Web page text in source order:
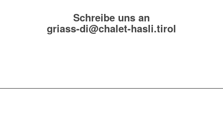
Schreibe uns an
griass-di@chalet-hasli.tirol